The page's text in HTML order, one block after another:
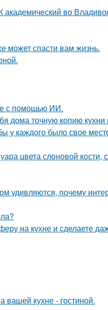
во
может спасти вам жизнь.
с помощью ИИ.
дома точную копию
у каждого было свое
цвета слоновой кости,
удивляются, почему
на кухне и сделаете
вашей кухне - гостиной.